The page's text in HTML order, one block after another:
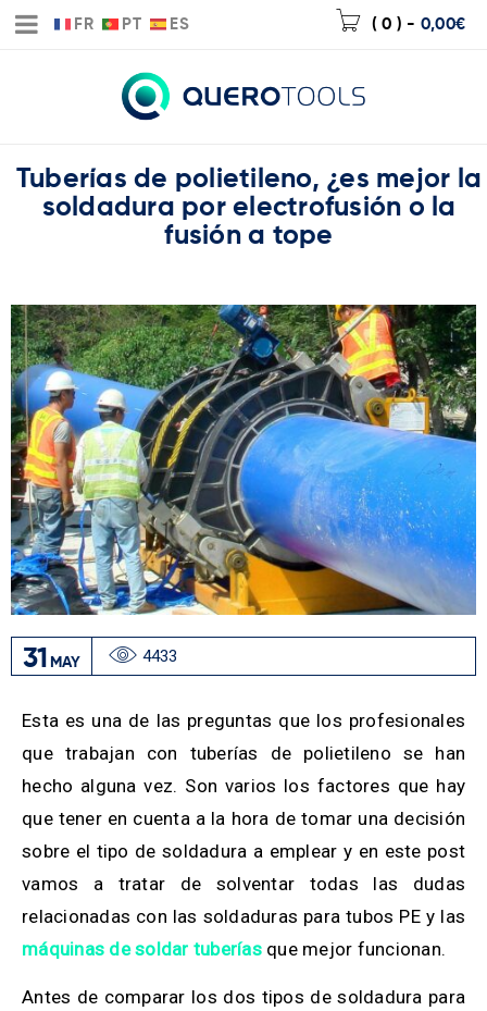
FR PT ES ( 0 ) - 0,00€
Tuberías de polietileno, ¿es mejor la
soldadura por electrofusión o la
fusión a tope
31 MAY 4433
Esta es una de las preguntas que los profesionales
que trabajan con tuberías de polietileno se han
hecho alguna vez. Son varios los factores que hay
que tener en cuenta a la hora de tomar una decisión
sobre el tipo de soldadura a emplear y en este post
vamos a tratar de solventar todas las dudas
relacionadas con las soldaduras para tubos PE y las
máquinas de soldar tuberíasque mejor funcionan.
Antes de comparar los dos tipos de soldadura para